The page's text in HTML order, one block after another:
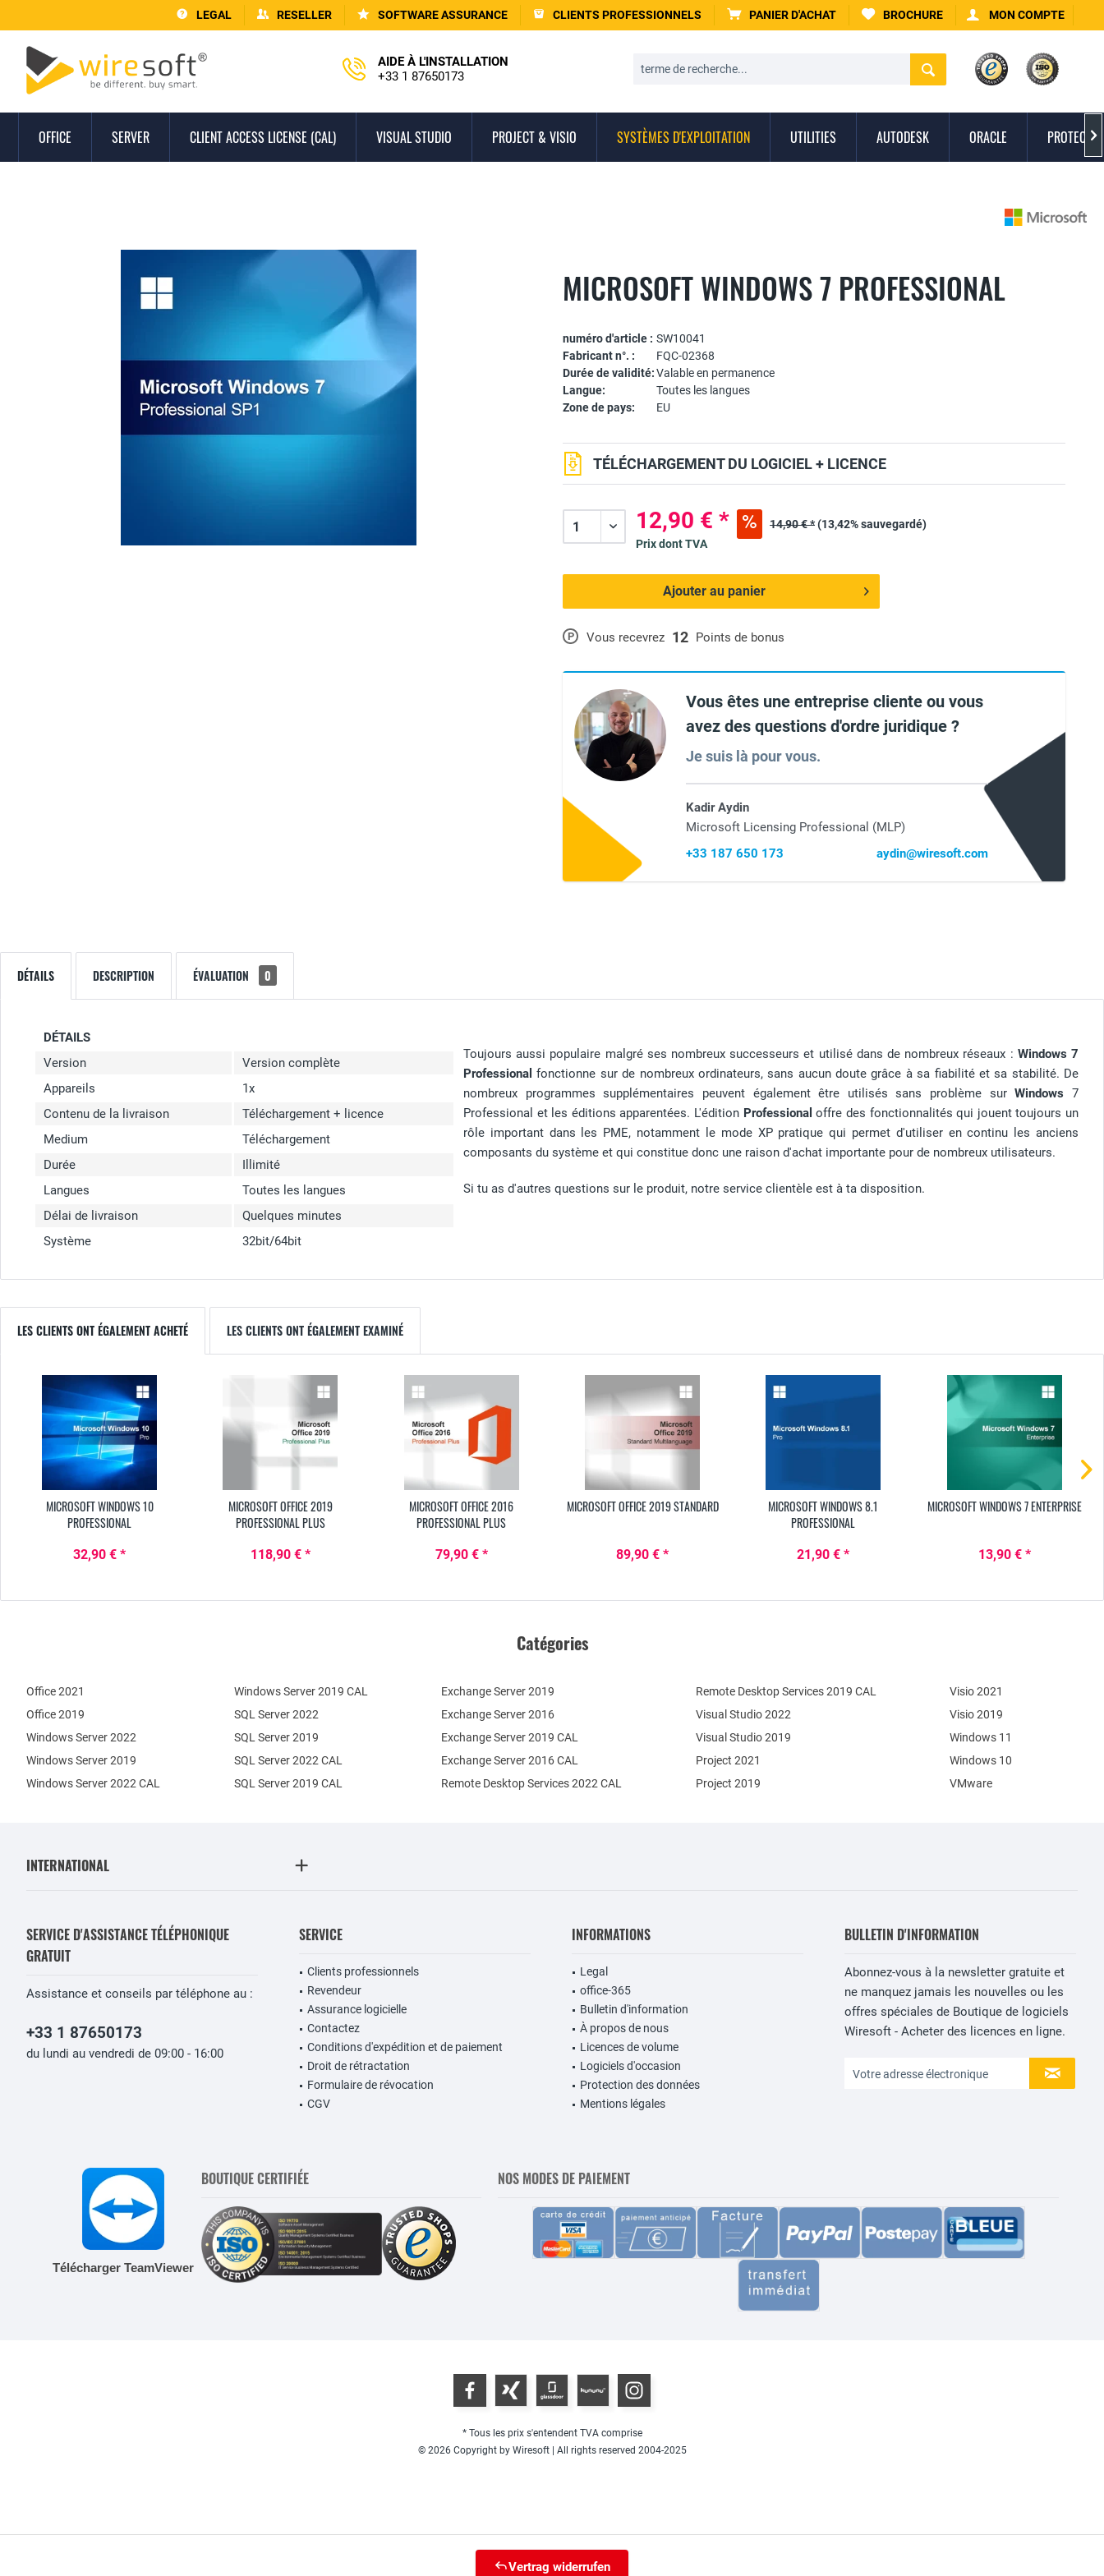
LEGAL RESELLER SOFTWARE ASSURANCE CLIENTS PROFESSIONNELS PANIER D'ACHAT BROCHURE MON COMPTE
AIDE À L'INSTALLATION
+33 1 87650173
OFFICE SERVER CLIENT ACCESS LICENSE (CAL) VISUAL STUDIO PROJECT & VISIO SYSTÈMES D'EXPLOITATION UTILITIES AUTODESK ORACLE 
MICROSOFT WINDOWS 7 PROFESSIONAL
numéro d'article : SW10041
Fabricant n°. :
FQC-02368
Durée de validité:Valable en permanence
Langue:
Toutes les langues
Zone de pays:
EU
P Vous recevrez 12 Points de bonus
TÉLÉCHARGEMENT DU LOGICIEL + LICENCE
12,90 € * 14,90 € *(13,42% sauvegardé)
Prix dont TVA
Ajouter au panier
Vous êtes une entreprise cliente ou vous
avez des questions d'ordre juridique ?
Je suis là pour vous.
Kadir Aydin
Microsoft Licensing Professional (MLP)
+33 187 650 173
aydin@wiresoft.com
DÉTAILS DESCRIPTION ÉVALUATION 0
DÉTAILS
Version
Version complète
Appareils
1x
Contenu de la livraison
Téléchargement + licence
Medium
Téléchargement
Durée
Illimité
Langues
Toutes les langues
Délai de livraison
Quelques minutes
Système
32bit/64bit
Toujours aussi populaire malgré ses nombreux successeurs et utilisé dans de nombreux réseaux : Windows 7
Professional fonctionne sur de nombreux ordinateurs, sans aucun doute grâce à sa fiabilité et sa stabilité. De
nombreux programmes supplémentaires peuvent également être utilisés sans problème surWindows 7
Professional et les éditions apparentées. L'édition Professional offre des fonctionnalités qui jouent toujours un
rôle important dans les PME, notamment le mode XP pratique qui permet d'utiliser en continu les anciens
composants du système et qui constitue donc une raison d'achat importante pour de nombreux utilisateurs.
Si tu as d'autres questions sur le produit, notre service clientèle est à ta disposition.
LES CLIENTS ONT ÉGALEMENT ACHETÉ LES CLIENTS ONT ÉGALEMENT EXAMINÉ
MICROSOFT WINDOWS 10
PROFESSIONAL
32,90 € *
MICROSOFT OFFICE 2019
PROFESSIONAL PLUS
118,90 € *
MICROSOFT OFFICE 2016
PROFESSIONAL PLUS
79,90 € *
MICROSOFT OFFICE 2019 STANDARD
89,90 € *
MICROSOFT WINDOWS 8.1
PROFESSIONAL
21,90 € *
MICROSOFT WINDOWS 7 ENTERPRISE
13,90 € *
Catégories
Office 2021
Office 2019
Windows Server 2022
Windows Server 2019
Exchange Server 2019
Exchange Server 2016
SQL Server 2022
SQL Server 2019
Windows Server 2022 CAL
Windows Server 2019 CAL
SQL Server 2022 CAL
SQL Server 2019 CAL
Remote Desktop Services 2022 CAL
Remote Desktop Services 2019 CAL
Exchange Server 2019 CAL
Exchange Server 2016 CAL
Visual Studio 2022
Visual Studio 2019
Project 2021
Project 2019
Visio 2021
Visio 2019
Windows 11
Windows 10
VMware
INTERNATIONAL
SERVICE D'ASSISTANCE TÉLÉPHONIQUE
GRATUIT
Assistance et conseils par téléphone au :
+33 1 87650173
du lundi au vendredi de 09:00 - 16:00
SERVICE
Clients professionnels
Revendeur
Assurance logicielle
Contactez
Conditions d'expédition et de paiement
Droit de rétractation
Formulaire de révocation
CGV
INFORMATIONS
Legal
office-365
Bulletin d'information
À propos de nous
Licences de volume
Logiciels d'occasion
Protection des données
Mentions légales
BULLETIN D'INFORMATION
Abonnez-vous à la newsletter gratuite et
ne manquez jamais les nouvelles ou les
offres spéciales de Boutique de logiciels
Wiresoft - Acheter des licences en ligne.
Télécharger TeamViewer
BOUTIQUE CERTIFIÉE NOS MODES DE PAIEMENT
* Tous les prix s'entendent TVA comprise
© 2026 Copyright by Wiresoft | All rights reserved 2004-2025
Vertrag widerrufen